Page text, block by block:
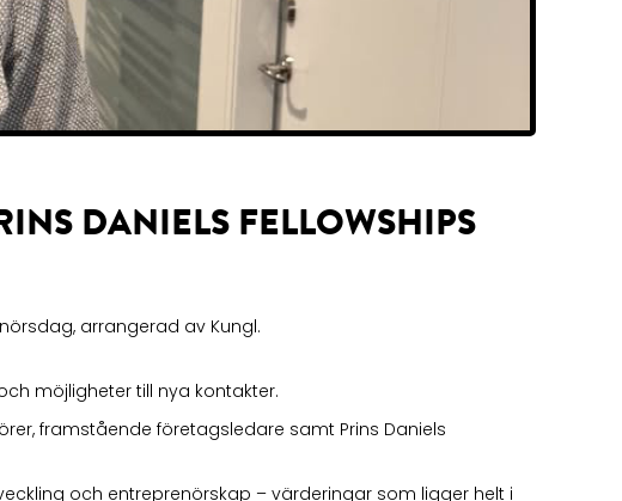
DANIELS FELLOWSHIPS
arrangerad av Kungl.
möjligheter till nya kontakter.
framstående företagsledare samt Prins Daniels
och entreprenörskap – värderingar som ligger helt i